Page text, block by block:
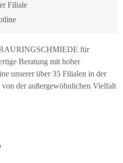
Filiale
für
Beratung mit hoher
unserer über 35 Filialen in der
der außergewöhnlichen Vielfalt